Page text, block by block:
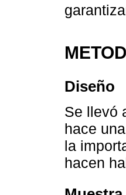
Diseño
Se llevó
hace
la
hacen